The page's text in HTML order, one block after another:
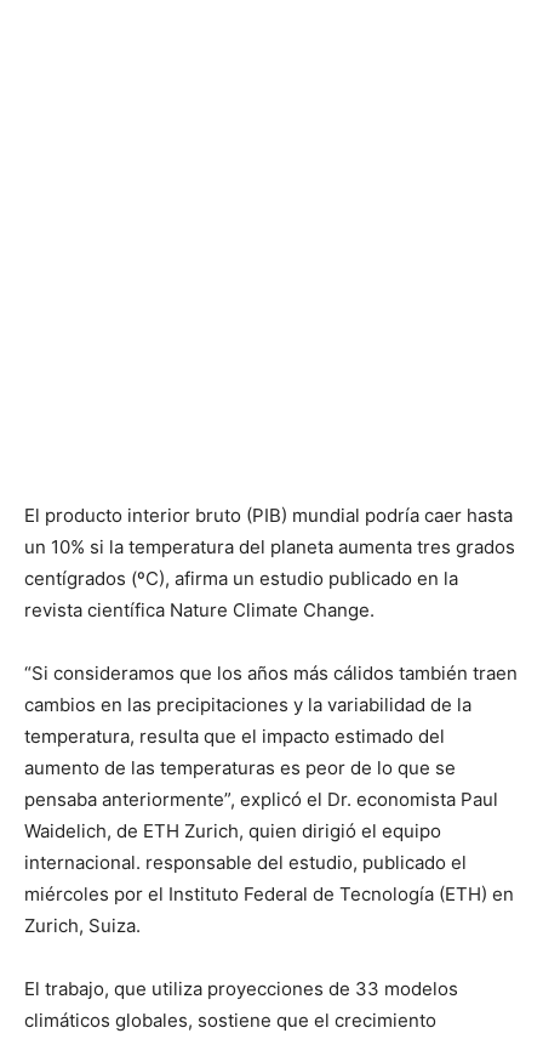
El producto interior bruto (PIB) mundial podría caer hasta
un 10% si la temperatura del planeta aumenta tres grados
centígrados (ºC), afirma un estudio publicado en la
revista científica Nature Climate Change.
“Si consideramos que los años más cálidos también traen
cambios en las precipitaciones y la variabilidad de la
temperatura, resulta que el impacto estimado del
aumento de las temperaturas es peor de lo que se
pensaba anteriormente”, explicó el Dr. economista Paul
Waidelich, de ETH Zurich, quien dirigió el equipo
internacional. responsable del estudio, publicado el
miércoles por el Instituto Federal de Tecnología (ETH) en
Zurich, Suiza.
El trabajo, que utiliza proyecciones de 33 modelos
climáticos globales, sostiene que el crecimiento